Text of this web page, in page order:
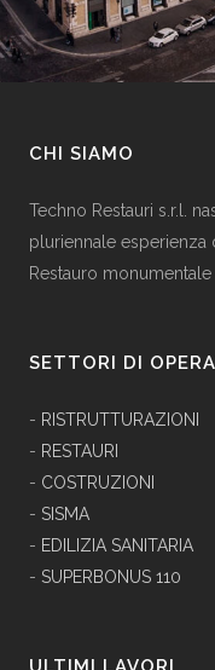
CHI SIAMO
Techno Restauri s.r.l.
pluriennale esperienza
Restauro
SETTORI DI
- RISTRUTTURAZIONI
- RESTAURI
- COSTRUZIONI
- SISMA
- EDILIZIA SANITARIA
- SUPERBONUS 110